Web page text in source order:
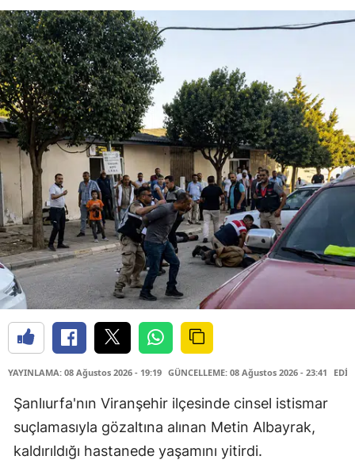
YAYINLAMA: 08 Ağustos 2026 - 19:19 GÜNCELLEME: 08 Ağustos 2026 - 23:41
Şanlıurfa'nın Viranşehir ilçesinde cinsel istismar
suçlamasıyla gözaltına alınan Metin Albayrak,
kaldırıldığı hastanede yaşamını yitirdi.